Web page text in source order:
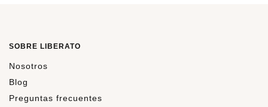
SOBRE LIBERATO
Nosotros
Blog
Preguntas frecuentes